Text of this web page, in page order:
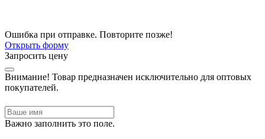
Ошибка при отправке. Повторите позже!
Открыть форму
Запросить цену
Внимание! Товар предназначен исключительно для оптовых
покупателей.
Важно заполнить это поле.